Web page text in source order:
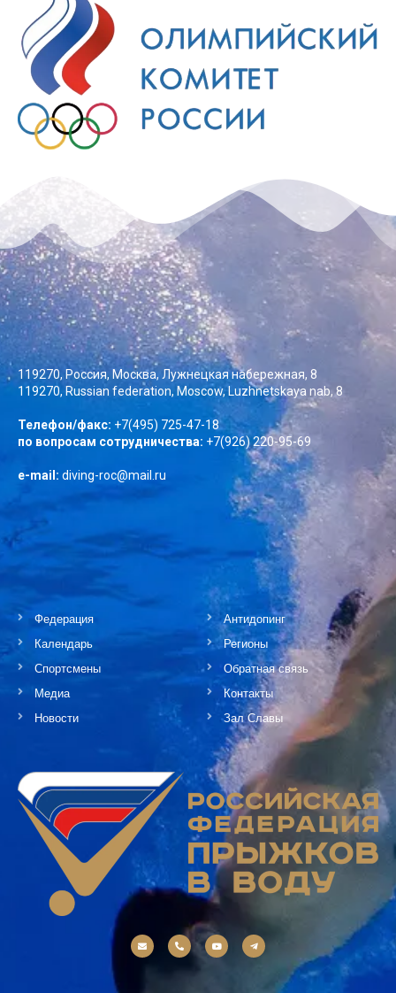
119270, Россия, Москва, Лужнецкая набережная, 8
119270, Russian federation, Moscow, Luzhnetskaya nab, 8
Телефон/факс: +7(495) 725-47-18
по вопросам сотрудничества: +7(926) 220-95-69
e-mail: diving-roc@mail.ru
Федерация
Календарь
Спортсмены
Медиа
Новости
Антидопинг
Регионы
Обратная связь
Контакты
Зал Славы